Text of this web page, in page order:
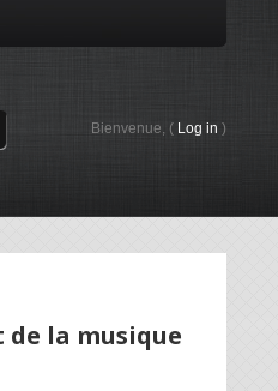
Bienvenue, ( Log in )
de la musique